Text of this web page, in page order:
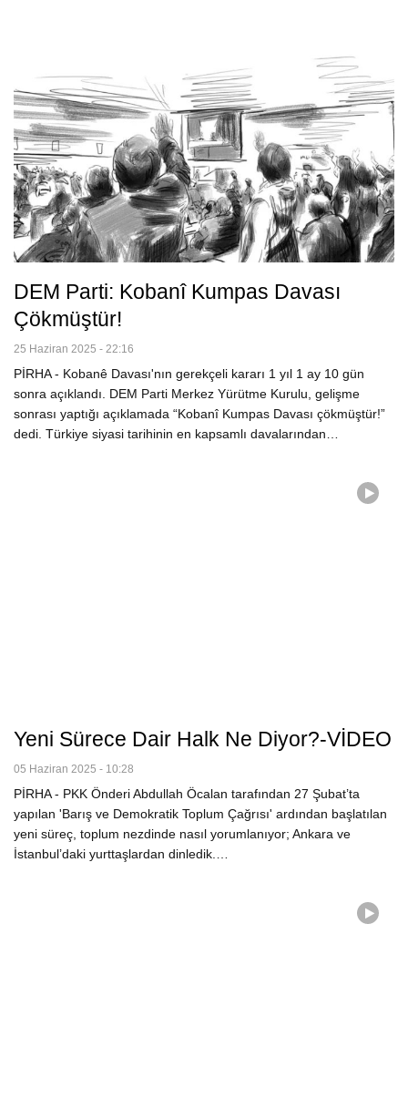
DEM Parti: Kobanî Kumpas Davası
Çökmüştür!
25 Haziran 2025 - 22:16
PİRHA - Kobanê Davası'nın gerekçeli kararı 1 yıl 1 ay 10 gün
sonra açıklandı. DEM Parti Merkez Yürütme Kurulu, gelişme
sonrası yaptığı açıklamada “Kobanî Kumpas Davası çökmüştür!”
dedi. Türkiye siyasi tarihinin en kapsamlı davalarından…
Yeni Sürece Dair Halk Ne Diyor?-VİDEO
05 Haziran 2025 - 10:28
PİRHA - PKK Önderi Abdullah Öcalan tarafından 27 Şubat’ta
yapılan 'Barış ve Demokratik Toplum Çağrısı' ardından başlatılan
yeni süreç, toplum nezdinde nasıl yorumlanıyor; Ankara ve
İstanbul’daki yurttaşlardan dinledik.…